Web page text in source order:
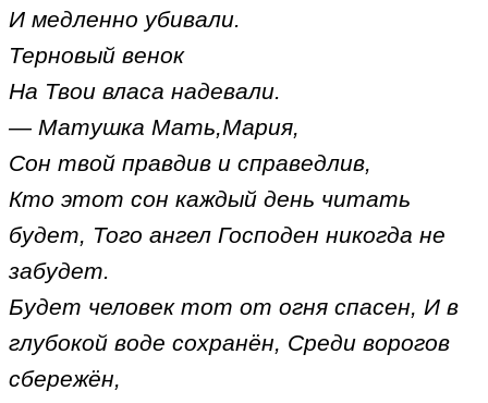
И медленно убивали.
Терновый венок
На Твои власа надевали.
— Матушка Мать,Мария,
Сон твой правдив и справедлив,
Кто этот сон каждый день читать
будет, Того ангел Господен никогда не
забудет.
Будет человек тот от огня спасен, И в
глубокой воде сохранён, Среди ворогов
сбережён,